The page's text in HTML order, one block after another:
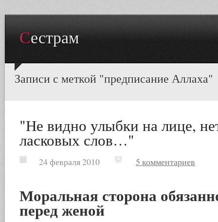
Сестрам
Записи с меткой "предписание Аллаха"
"Не видно улыбки на лице,
ласковых слов…"
24 февраля 2010 5 комментариев
Моральная сторона
перед женой